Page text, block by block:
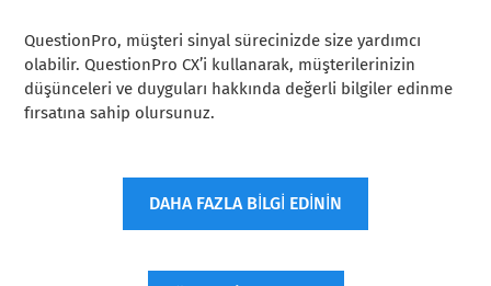
QuestionPro, müşteri sinyal sürecinizde size yardımcı
olabilir. QuestionPro CX’i kullanarak, müşterilerinizin
düşünceleri ve duyguları hakkında değerli bilgiler edinme
fırsatına sahip olursunuz.
DAHA FAZLA BİLGİ EDİNİN